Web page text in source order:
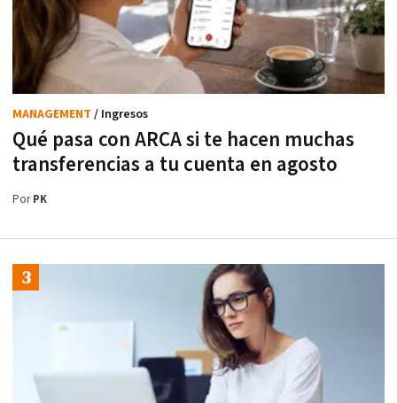
Qué pasa con ARCA si te hacen muchas
transferencias a tu cuenta en agosto
MANAGEMENT / Ingresos
PorPK